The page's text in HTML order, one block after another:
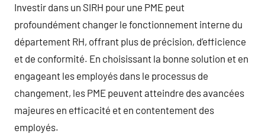
Investir dans un SIRH pour une PME peut
profoundément changer le fonctionnement interne du
département RH, offrant plus de précision, d’efficience
et de conformité. En choisissant la bonne solution et en
engageant les employés dans le processus de
changement, les PME peuvent atteindre des avancées
majeures en efficacité et en contentement des
employés.